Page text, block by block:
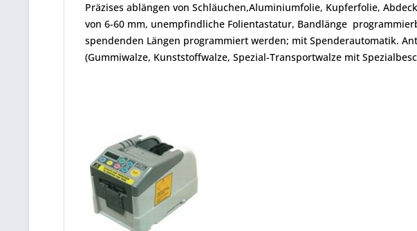
Präzises ablängen von Schläuchen,Aluminiumfolie, Kupferfolie,
von 6-60 mm, unempfindliche Folientastatur, Bandlänge
spendenden Längen programmiert werden; mit Spenderautomatik.
(Gummiwalze, Kunststoffwalze, Spezial-Transportwalze mit